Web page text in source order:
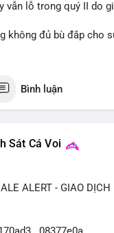
vẫn lỗ trong quý II do
không đủ bù đắp cho
Bình luận
Sát Cá Voi
ALERT - GIAO DỊCH